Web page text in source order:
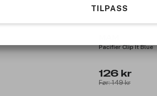
TILPASS
Pacifier Clip It Blue
126 kr
Før: 149 kr